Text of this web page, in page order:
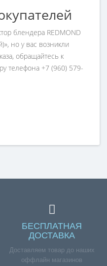
блендера REDMOND
но у вас возникли
обращайтесь к
телефона +7 (960) 579-
БЕСПЛАТНАЯ
ДОСТАВКА
Доставляем товар до наших
оффлайн магазинов